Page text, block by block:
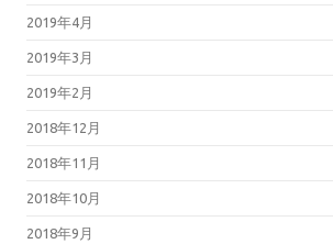
2019年4月
2019年3月
2019年2月
2018年12月
2018年11月
2018年10月
2018年9月